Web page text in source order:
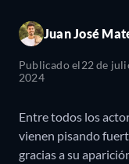
Juan José
Publicado el22 de
2024
Entre todos los
vienen pisando
gracias a su